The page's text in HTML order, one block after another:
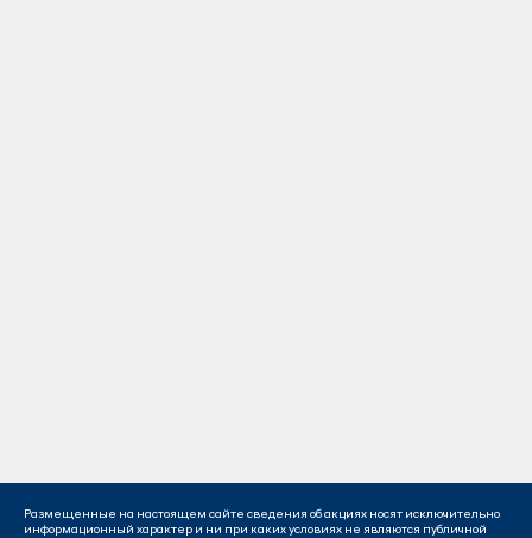
Размещенные на настоящем сайте сведения об акциях носят исключительно
информационный характер и ни при каких условиях не являются публичной